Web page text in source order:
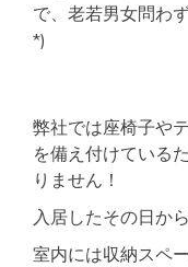
で、老若男女問わ
*)
弊社では座椅子や
を備え付けている
りません！
入居したその日か
室内には収納スペ